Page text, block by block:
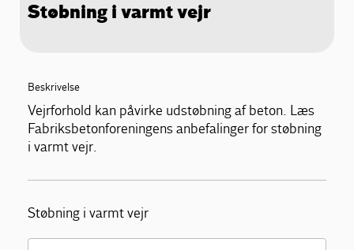
Støbning i varmt vejr
Beskrivelse
Vejrforhold kan påvirke udstøbning af beton. Læs
Fabriksbetonforeningens anbefalinger for støbning
i varmt vejr.
Støbning i varmt vejr